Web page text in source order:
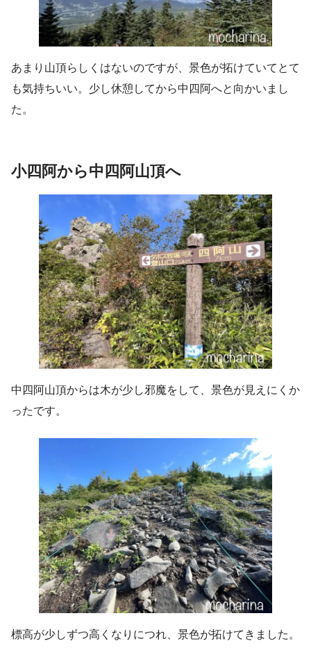
あまり山頂らしくはないのですが、景色が拓けていてとて
も気持ちいい。少し休憩してから中四阿へと向かいまし
た。
小四阿から中四阿山頂へ
中四阿山頂からは木が少し邪魔をして、景色が見えにくか
ったです。
標高が少しずつ高くなりにつれ、景色が拓けてきました。